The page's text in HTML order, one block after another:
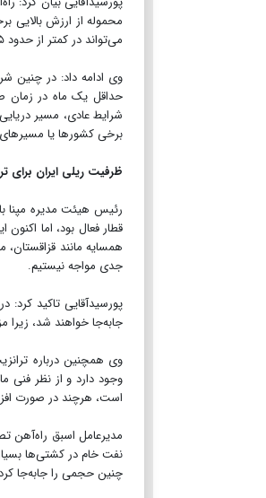
می‌تواند در کمتر از حدود ۲۵ روز انجام شود.
وی ادامه داد: در چنین
حداقل یک ماه در زمان
شرایط عادی، مسیر
برخی کشورها یا
ظرفیت ریلی ایران
رئیس هیئت مدیره مپنا
قطار فعال بود، اما
همسایه مانند
جدی مواجه نیستیم.
پورسیدآقایی تاکید
جابه‌جا خواهند شد،
وی همچنین درباره
وجود دارد و از نظر فنی
است، هرچند در صورت
مدیرعامل اسبق راه‌آهن
نفت خام در کشتی‌ها
چنین حجمی را جابه‌جا